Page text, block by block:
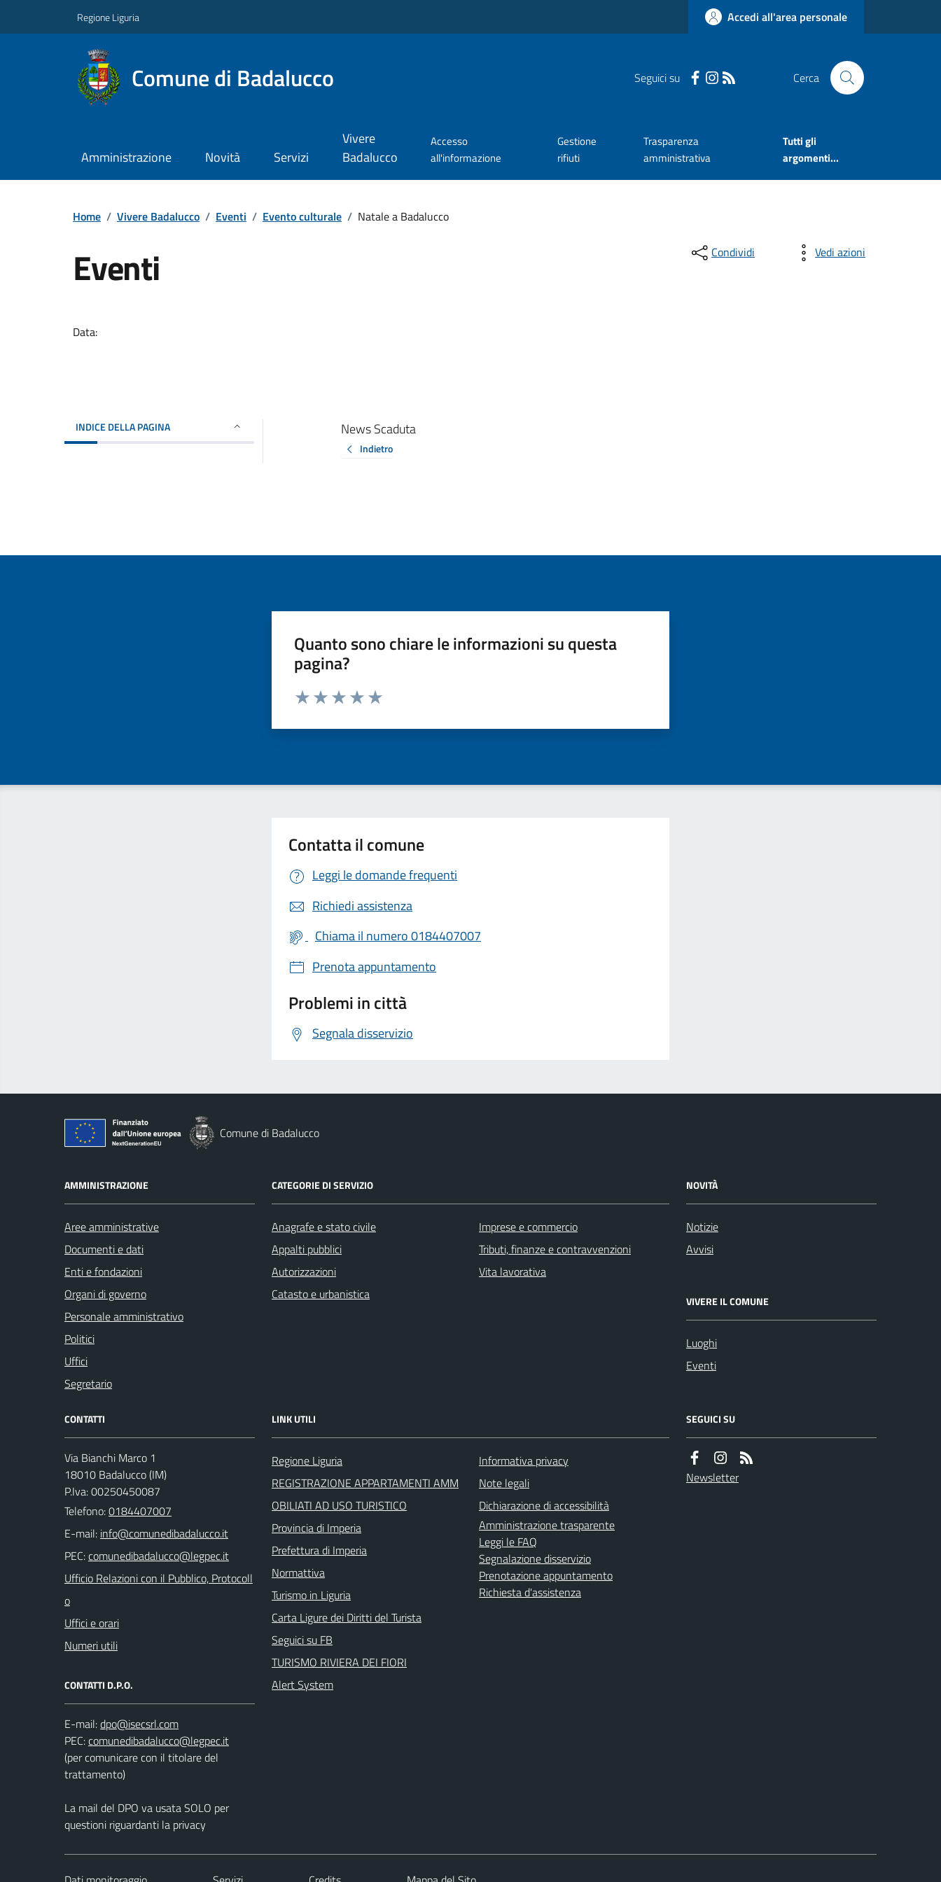
Regione Liguria Accedi all'area personale
Comune di Badalucco Seguici su Cerca
Amministrazione Novità Servizi
Vivere
Badalucco
Accesso
all'informazione
Gestione
rifiuti
Trasparenza
amministrativa
Tutti gli
argomenti...
Home / Vivere Badalucco / Eventi / Evento culturale / Natale a Badalucco
Eventi
Data:
Condividi Vedi azioni
INDICE DELLA PAGINA News Scaduta
Indietro
Quanto sono chiare le informazioni su questa
pagina?
Valuta da 1 a 5 stelle la pagina
Contatta il comune
Leggi le domande frequenti
Richiedi assistenza
Chiama il numero 0184407007
Prenota appuntamento
Problemi in città
Segnala disservizio
Comune di Badalucco
AMMINISTRAZIONE
Aree amministrative
Documenti e dati
Enti e fondazioni
Organi di governo
Personale amministrativo
Politici
Uffici
Segretario
CATEGORIE DI SERVIZIO
Anagrafe e stato civile
Appalti pubblici
Autorizzazioni
Catasto e urbanistica
Imprese e commercio
Tributi, finanze e contravvenzioni
Vita lavorativa
NOVITÀ
Notizie
Avvisi
VIVERE IL COMUNE
Luoghi
Eventi
CONTATTI
Via Bianchi Marco 1
18010 Badalucco (IM)
P.Iva: 00250450087
Telefono:0184407007
E-mail:
PEC:
Ufficio Relazioni con il Pubblico, Protocoll
o
Uffici e orari
Numeri utili
CONTATTI D.P.O.
E-mail:
PEC:
(per comunicare con il titolare del
trattamento)
La mail del DPO va usata SOLO per
questioni riguardanti la privacy
LINK UTILI
Regione Liguria
REGISTRAZIONE APPARTAMENTI AMM
OBILIATI AD USO TURISTICO
Provincia di Imperia
Prefettura di Imperia
Normattiva
Turismo in Liguria
Carta Ligure dei Diritti del Turista
Seguici su FB
TURISMO RIVIERA DEI FIORI
Alert System
Informativa privacy
Note legali
Dichiarazione di accessibilità
Amministrazione trasparente
Leggi le FAQ
Segnalazione disservizio
Prenotazione appuntamento
Richiesta d'assistenza
SEGUICI SU
Newsletter